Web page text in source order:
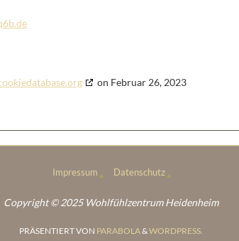
on Februar 26, 2023
Impressum Datenschutz
Copyright © 2025 Wohlfühlzentrum Heidenheim
PRÄSENTIERT VON PARABOLA&WORDPRESS.